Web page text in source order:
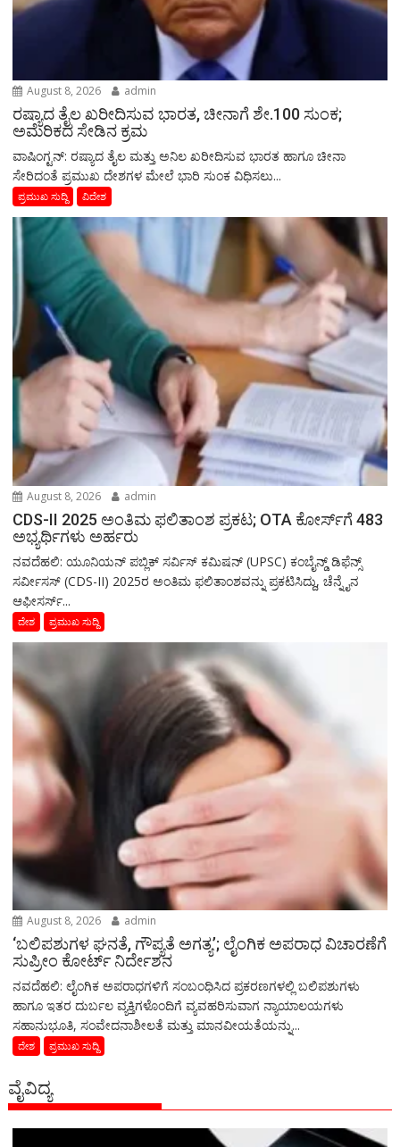
August 8, 2026 admin
ರಷ್ಯಾದ ತೈಲ ಖರೀದಿಸುವ ಭಾರತ, ಚೀನಾಗೆ ಶೇ.100 ಸುಂಕ;
ಅಮೆರಿಕದ ಸೇಡಿನ ಕ್ರಮ
ವಾಷಿಂಗ್ಟನ್: ರಷ್ಯಾದ ತೈಲ ಮತ್ತು ಅನಿಲ ಖರೀದಿಸುವ ಭಾರತ ಹಾಗೂ ಚೀನಾ
ಸೇರಿದಂತೆ ಪ್ರಮುಖ ದೇಶಗಳ ಮೇಲೆ ಭಾರಿ ಸುಂಕ ವಿಧಿಸಲು...
ಪ್ರಮುಖ ಸುದ್ದಿ ವಿದೇಶ
August 8, 2026 admin
CDS-II 2025 ಅಂತಿಮ ಫಲಿತಾಂಶ ಪ್ರಕಟ; OTA ಕೋರ್ಸ್‌ಗೆ 483
ಅಭ್ಯರ್ಥಿಗಳು ಅರ್ಹರು
ನವದೆಹಲಿ: ಯೂನಿಯನ್ ಪಬ್ಲಿಕ್ ಸರ್ವಿಸ್ ಕಮಿಷನ್ (UPSC) ಕಂಬೈನ್ಡ್ ಡಿಫೆನ್ಸ್
ಸರ್ವೀಸಸ್ (CDS-II) 2025ರ ಅಂತಿಮ ಫಲಿತಾಂಶವನ್ನು ಪ್ರಕಟಿಸಿದ್ದು, ಚೆನ್ನೈನ
ಆಫೀಸರ್ಸ್...
ದೇಶ ಪ್ರಮುಖ ಸುದ್ದಿ
August 8, 2026 admin
‘ಬಲಿಪಶುಗಳ ಘನತೆ, ಗೌಪ್ಯತೆ ಅಗತ್ಯ’; ಲೈಂಗಿಕ ಅಪರಾಧ ವಿಚಾರಣೆಗೆ
ಸುಪ್ರೀಂ ಕೋರ್ಟ್ ನಿರ್ದೇಶನ
ನವದೆಹಲಿ: ಲೈಂಗಿಕ ಅಪರಾಧಗಳಿಗೆ ಸಂಬಂಧಿಸಿದ ಪ್ರಕರಣಗಳಲ್ಲಿ ಬಲಿಪಶುಗಳು
ಹಾಗೂ ಇತರ ದುರ್ಬಲ ವ್ಯಕ್ತಿಗಳೊಂದಿಗೆ ವ್ಯವಹರಿಸುವಾಗ ನ್ಯಾಯಾಲಯಗಳು
ಸಹಾನುಭೂತಿ, ಸಂವೇದನಾಶೀಲತೆ ಮತ್ತು ಮಾನವೀಯತೆಯನ್ನು...
ದೇಶ ಪ್ರಮುಖ ಸುದ್ದಿ
ವೈವಿದ್ಯ